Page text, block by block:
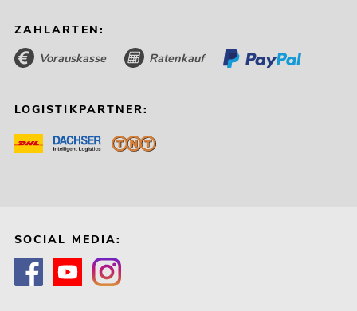
ZAHLARTEN:
Vorauskasse Ratenkauf
LOGISTIKPARTNER:
SOCIAL MEDIA: